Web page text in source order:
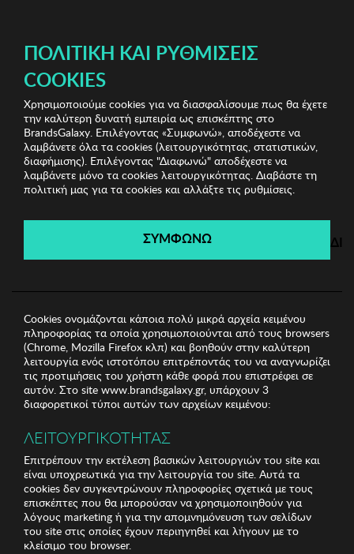
Branded Underwear Γυναικεία Εσώρουχα
Γυναικείο
Σλιπ Selene
Branded Underwear
Λήγει σε: 00ημέρες | 00ώρες 00λεπτά 00δευτ.
ΠΟΛΙΤΙΚΉ ΚΑΙ ΡΥΘΜΊΣΕΙΣ
COOKIES
Χρησιμοποιούμε cookies για να διασφαλίσουμε πως θα έχετε
την καλύτερη δυνατή εμπειρία ως επισκέπτης στο
BrandsGalaxy. Επιλέγοντας «Συμφωνώ», αποδέχεστε να
λαμβάνετε όλα τα cookies (λειτουργικότητας, στατιστικών,
διαφήμισης). Επιλέγοντας "Διαφωνώ" αποδέχεστε να
λαμβάνετε μόνο τα cookies λειτουργικότητας. Διαβάστε τη
πολιτική μας για τα cookies και αλλάξτε τις ρυθμίσεις.
ΣΥΜΦΩΝΩ
Cookies ονομάζονται κάποια πολύ μικρά αρχεία κειμένου
πληροφορίας τα οποία χρησιμοποιούνται από τους browsers
(Chrome, Mozilla Firefox κλπ) και βοηθούν στην καλύτερη
λειτουργία ενός ιστοτόπου επιτρέποντάς του να αναγνωρίζει
τις προτιμήσεις του χρήστη κάθε φορά που επιστρέφει σε
αυτόν. Στο site www.brandsgalaxy.gr, υπάρχουν 3
διαφορετικοί τύποι αυτών των αρχείων κειμένου:
ΛΕΙΤΟΥΡΓΙΚΟΤΗΤΑΣ
Επιτρέπουν την εκτέλεση βασικών λειτουργιών του site και
είναι υποχρεωτικά για την λειτουργία του site. Αυτά τα
cookies δεν συγκεντρώνουν πληροφορίες σχετικά με τους
επισκέπτες που θα μπορούσαν να χρησιμοποιηθούν για
λόγους marketing ή για την απομνημόνευση των σελίδων
του site στις οποίες έχουν περιηγηθεί και λήγουν με το
κλείσιμο του browser.